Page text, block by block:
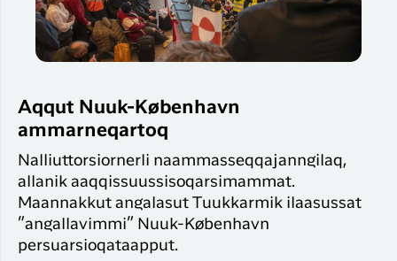
Aqqut Nuuk-København
ammarneqartoq
Nalliuttorsiornerli naammasseqqajanngilaq,
allanik aaqqissuussisoqarsimammat.
Maannakkut angalasut Tuukkarmik ilaasussat
”angallavimmi” Nuuk-København
persuarsioqataapput.